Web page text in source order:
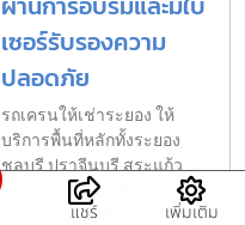
เซอร์รับรองความ
ปลอดภัย
รถเครนให้เช่าระยอง ให้
บริการพื้นที่หลักทั้งระยอง
ชลบุรี ปราจีนบุรี สระแก้ว
และจันทบุรี ด้วยทีมงานที่ผ่าน
การอบรมและมีใบเซ
แชร์ เพิ่มเติม